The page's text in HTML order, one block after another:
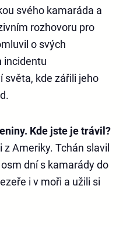
svého kamaráda a
rozhovoru pro
o svých
incidentu
kde zářili jeho
Kde jste je trávil?
Ameriky. Tchán slavil
dní s kamarády do
i v moři a užili si